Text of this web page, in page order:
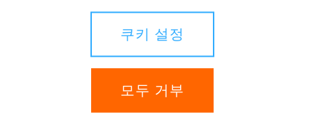
귀하의 권리
쿠키 설정
모두 거부